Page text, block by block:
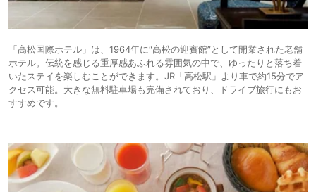
「高松国際ホテル」は、1964年に“高松の迎賓館”として開業された老舗
ホテル。伝統を感じる重厚感あふれる雰囲気の中で、ゆったりと落ち着
いたステイを楽しむことができます。JR「高松駅」より車で約15分でア
クセス可能。大きな無料駐車場も完備されており、ドライブ旅行にもお
すすめです。